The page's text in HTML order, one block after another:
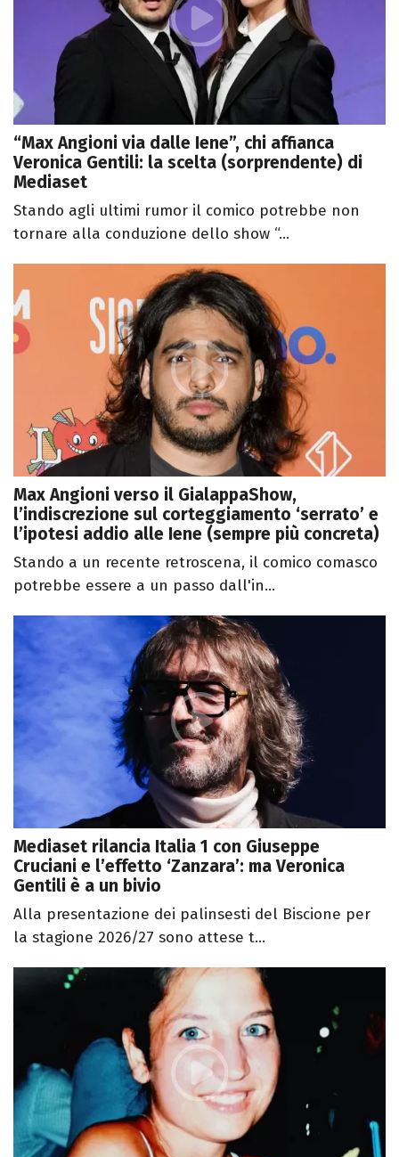
“Max Angioni via dalle Iene”, chi affianca
Veronica Gentili: la scelta (sorprendente) di
Mediaset
Stando agli ultimi rumor il comico potrebbe non
tornare alla conduzione dello show “...
Max Angioni verso il GialappaShow,
l’indiscrezione sul corteggiamento ‘serrato’ e
l’ipotesi addio alle Iene (sempre più concreta)
Stando a un recente retroscena, il comico comasco
potrebbe essere a un passo dall'in...
Mediaset rilancia Italia 1 con Giuseppe
Cruciani e l’effetto ‘Zanzara’: ma Veronica
Gentili è a un bivio
Alla presentazione dei palinsesti del Biscione per
la stagione 2026/27 sono attese t...